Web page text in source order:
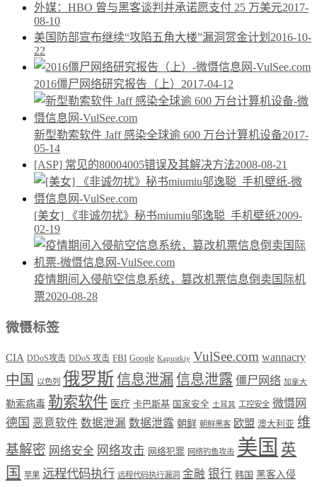
外媒：HBO 曾与黑客谈判并承诺愿支付 25 万美元2017-
08-10
美国防部宣布继续“攻陷五角大楼”漏洞赏金计划 2016-10-
22
2016僵尸网络研究报告（上） 2017-04-12
新型勒索软件 Jaff 感染全球逾 600 万台计算机设备2017-
05-14
[ASP] 常见的80004005错误及其解决方法2008-08-21
[美女] 《非诚勿扰》秘书miumiu邬逸聪_手机壁纸2009-
02-19
疫情期间入侵航空信息系统，篡改机票信息倒卖国际机
票2020-08-28
微慑标签
CIA DDoS攻击 DDoS 攻击 FBI Google Kapustkiy VulSee.com wannacry
中国 以色列 俄罗斯信息泄漏信息泄露 僵尸网络 加拿大
勒索病毒 勒索软件 医疗 卡巴斯基 国家安全 土耳其 工控安全 微慑网
德国 恶意软件 数据泄漏 数据泄露 朝鲜 朝鲜黑客 欧盟 澳大利亚 维
基解密 网络安全 网络攻击 网络犯罪 网络钓鱼攻击 美国 英
国
苹果 远程代码执行 远程代码执行漏洞 金融 银行 韩国 黑客入侵